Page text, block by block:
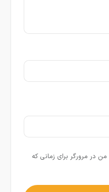
در مرورگر برای زمانی که